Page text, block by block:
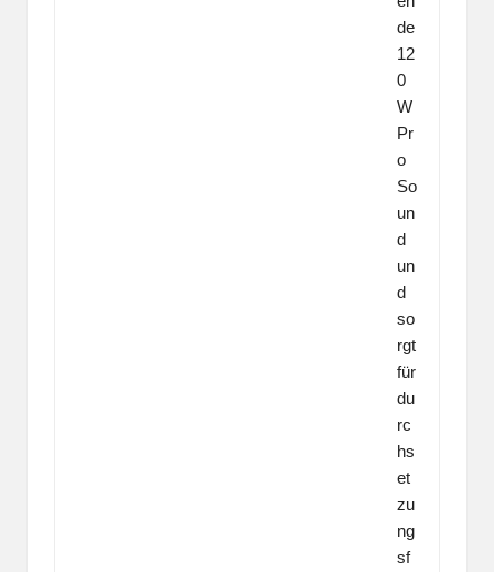
de
12
0
W
Pr
o
So
un
d
un
d
so
rgt
für
du
rc
hs
et
zu
ng
sf